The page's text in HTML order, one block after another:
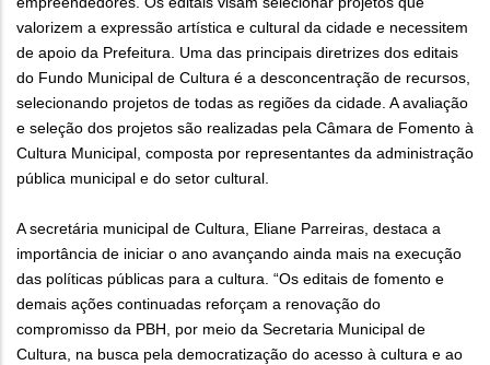
valorizem a expressão artística e cultural da cidade e necessitem
de apoio da Prefeitura. Uma das principais diretrizes dos editais
do Fundo Municipal de Cultura é a desconcentração de recursos,
selecionando projetos de todas as regiões da cidade. A avaliação
e seleção dos projetos são realizadas pela Câmara de Fomento à
Cultura Municipal, composta por representantes da administração
pública municipal e do setor cultural.
A secretária municipal de Cultura, Eliane Parreiras, destaca a
importância de iniciar o ano avançando ainda mais na execução
das políticas públicas para a cultura. “Os editais de fomento e
demais ações continuadas reforçam a renovação do
compromisso da PBH, por meio da Secretaria Municipal de
Cultura, na busca pela democratização do acesso à cultura e ao